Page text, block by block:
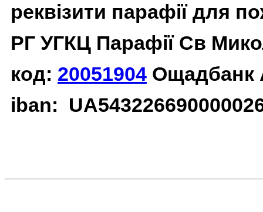
реквізити парафії для
РГ УГКЦ Парафії Св
код: 20051904 Ощадбанк
iban: